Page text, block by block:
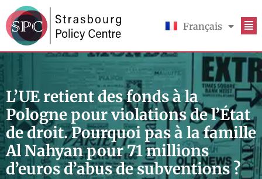
Français
English
L’UE retient des fonds à la
Pologne pour violations de l’État
de droit. Pourquoi pas à la famille
Al Nahyan pour 71 millions
d’euros d’abus de subventions ?